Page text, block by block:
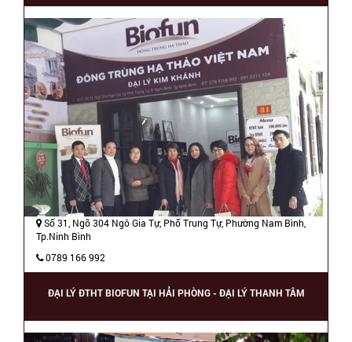
Số 31, Ngõ 304 Ngô Gia Tự, Phố Trung Tự, Phường Nam Bình,
Tp.Ninh Bình
0789 166 992
ĐẠI LÝ ĐTHT BIOFUN TẠI HẢI PHÒNG - ĐẠI LÝ THANH TÂM